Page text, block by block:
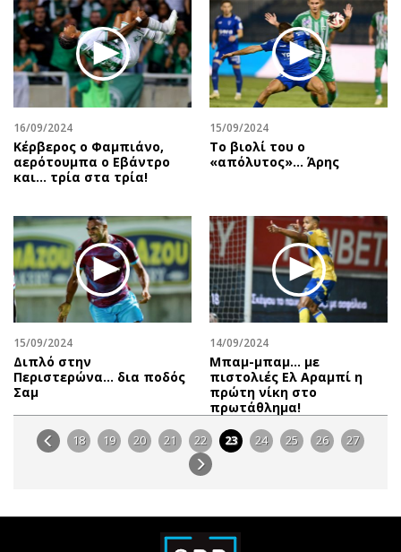
16/09/2024
Κέρβερος ο Φαμπιάνο,
αερότουμπα ο Εβάντρο
και… τρία στα τρία!
15/09/2024
Το βιολί του ο
«απόλυτος»… Άρης
15/09/2024
Διπλό στην
Περιστερώνα… δια ποδός
Σαμ
14/09/2024
Μπαμ-μπαμ… με
πιστολιές Ελ Αραμπί η
πρώτη νίκη στο
πρωτάθλημα!
18 19 20 21 22 23 24 25 26 27